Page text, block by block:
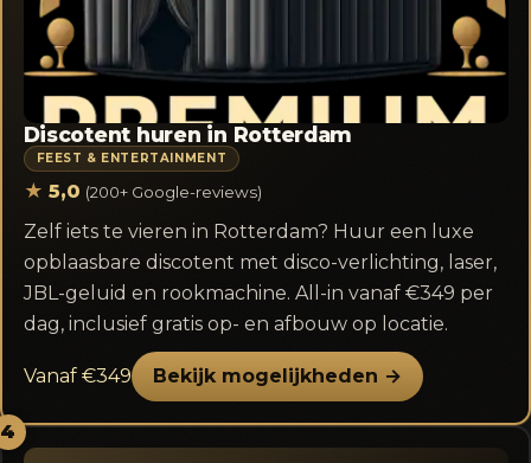
Discotent huren in Rotterdam
FEEST & ENTERTAINMENT
★ 5,0 (200+ Google-reviews)
Zelf iets te vieren in Rotterdam? Huur een luxe
opblaasbare discotent met disco-verlichting, laser,
JBL-geluid en rookmachine. All-in vanaf €349 per
dag, inclusief gratis op- en afbouw op locatie.
Vanaf €349 Bekijk mogelijkheden →
4